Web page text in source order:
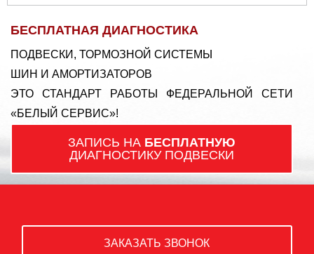
БЕСПЛАТНАЯ ДИАГНОСТИКА
ПОДВЕСКИ, ТОРМОЗНОЙ СИСТЕМЫ
ШИН И АМОРТИЗАТОРОВ
ЭТО СТАНДАРТ РАБОТЫ ФЕДЕРАЛЬНОЙ СЕТИ
«БЕЛЫЙ СЕРВИС»!
ЗАПИСЬ НА БЕСПЛАТНУЮ
ДИАГНОСТИКУ ПОДВЕСКИ
ЗАКАЗАТЬ ЗВОНОК